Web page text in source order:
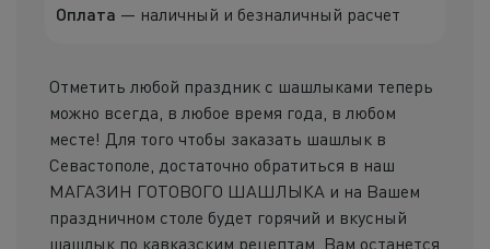
Оплата — наличный и безналичный расчет
Отметить любой праздник с шашлыками теперь
можно всегда, в любое время года, в любом
месте! Для того чтобы заказать шашлык в
Севастополе, достаточно обратиться в наш
МАГАЗИН ГОТОВОГО ШАШЛЫКА и на Вашем
праздничном столе будет горячий и вкусный
шашлык по кавказским рецептам. Вам останется